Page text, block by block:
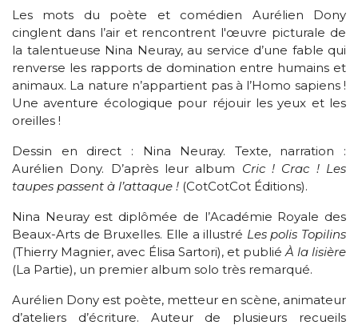
Les mots du poète et comédien Aurélien Dony
cinglent dans l’air et rencontrent l'œuvre picturale de
la talentueuse Nina Neuray, au service d’une fable qui
renverse les rapports de domination entre humains et
animaux. La nature n’appartient pas à l’Homo sapiens !
Une aventure écologique pour réjouir les yeux et les
oreilles !
Dessin en direct : Nina Neuray. Texte, narration :
Aurélien Dony. D’après leur album Cric ! Crac ! Les
taupes passent à l’attaque ! (CotCotCot Éditions).
Nina Neuray est diplômée de l’Académie Royale des
Beaux-Arts de Bruxelles. Elle a illustré Les polis Topilins
(Thierry Magnier, avec Élisa Sartori), et publiéÀ la lisière
(La Partie), un premier album solo très remarqué.
Aurélien Dony est poète, metteur en scène, animateur
d’ateliers d’écriture. Auteur de plusieurs recueils